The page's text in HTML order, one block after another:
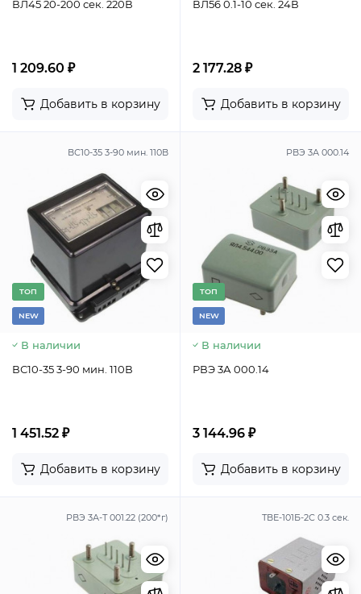
ВЛ45 20-200 сек. 220В
1 209.60 ₽
Добавить в корзину
ВЛ56 0.1-10 сек. 24В
2 177.28 ₽
Добавить в корзину
ВС10-35 3-90 мин. 110В
TОП
NEW
В наличии
ВС10-35 3-90 мин. 110В
1 451.52 ₽
Добавить в корзину
РВЭ 3А 000.14
TОП
NEW
В наличии
РВЭ 3А 000.14
3 144.96 ₽
Добавить в корзину
РВЭ 3А-Т 001.22 (200*г) ТВЕ-101Б-2С 0.3 сек.